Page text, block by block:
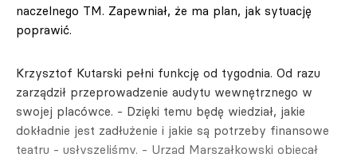
naczelnego TM. Zapewniał, że ma plan, jak sytuację
poprawić.
Krzysztof Kutarski pełni funkcję od tygodnia. Od razu
zarządził przeprowadzenie audytu wewnętrznego w
swojej placówce. - Dzięki temu będę wiedział, jakie
dokładnie jest zadłużenie i jakie są potrzeby finansowe
teatru - usłyszeliśmy. - Urząd Marszałkowski obiecał